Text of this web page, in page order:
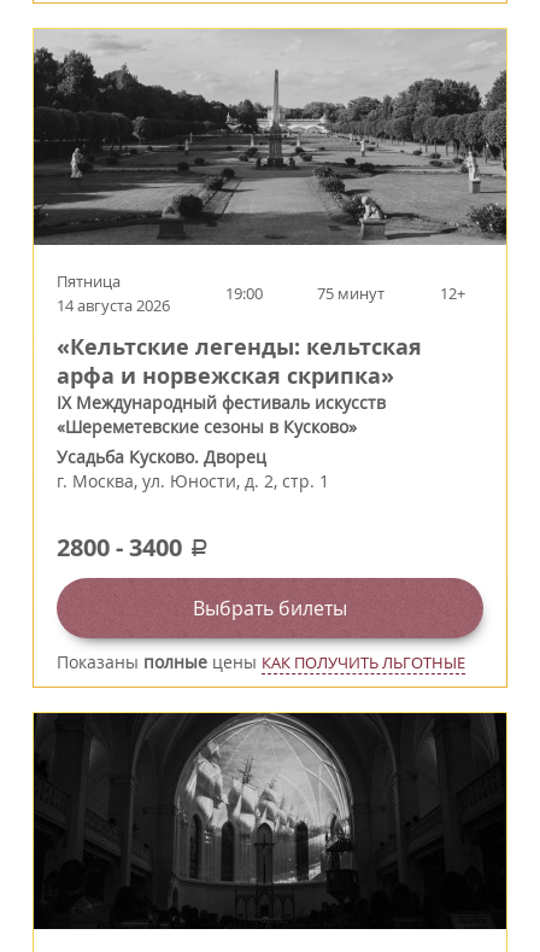
Пятница
14 августа 2026
19:00 75 минут 12+
«Кельтские легенды: кельтская
арфа и норвежская скрипка»
IX Международный фестиваль искусств
«Шереметевские сезоны в Кусково»
Усадьба Кусково. Дворец
г. Москва, ул. Юности, д. 2, стр. 1
2800-3400 a
Выбрать билеты
Показаны полные цены КАК ПОЛУЧИТЬ ЛЬГОТНЫЕ